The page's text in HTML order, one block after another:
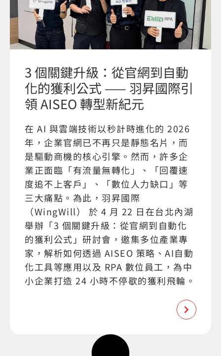
3 個關鍵升級：從官網到自動
化的獲利公式 —— 羽昇國際引
領 AISEO 轉型新紀元
在 AI 與雲端技術以秒計時進化的 2026
年，企業官網已不再只是靜態名片，而
是驅動商機的核心引擎。然而，許多企
業正面臨「有流量無轉化」、「回覆速
度追不上客戶」、「數位人力缺口」等
三大痛點。為此，羽昇國際
（WingWill） 於 4 月 22 日在台北內湖
舉辦「3 個關鍵升級：從官網到自動化
的獲利公式」研討會，邀集多位產業專
家，解析如何透過 AISEO 策略、AI自動
化工具等應用以及 RPA 數位員工，為中
小企業打造 24 小時不停歇的獲利飛輪。